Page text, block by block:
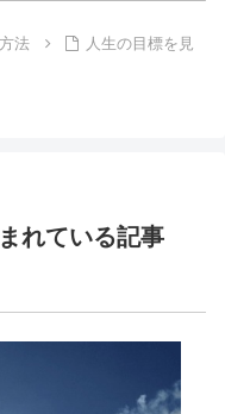
法
人生の目標を見
れている記事